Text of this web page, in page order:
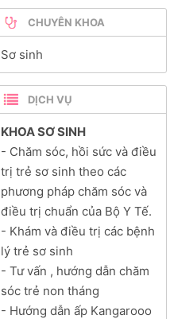
CHUYÊN KHOA
Sơ sinh
DỊCH VỤ
KHOA SƠ SINH
- Chăm sóc, hồi sức và điều
trị trẻ sơ sinh theo các
phương pháp chăm sóc và
điều trị chuẩn của Bộ Y Tế.
- Khám và điều trị các bệnh
lý trẻ sơ sinh
- Tư vấn , hướng dẫn chăm
sóc trẻ non tháng
- Hướng dẫn ấp Kangarooo